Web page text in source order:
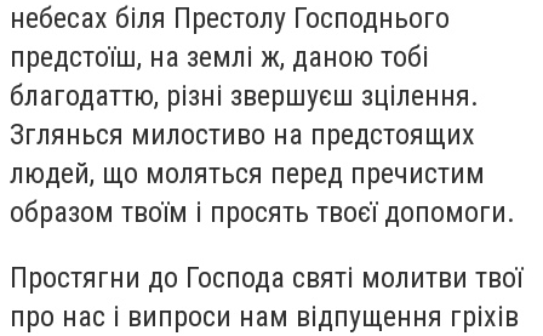
небесах біля Престолу Господнього
предстоїш, на землі ж, даною тобі
благодаттю, різні звершуєш зцілення.
Зглянься милостиво на предстоящих
людей, що моляться перед пречистим
образом твоїм і просять твоєї допомоги.
Простягни до Господа святі молитви твої
про нас і випроси нам відпущення гріхів